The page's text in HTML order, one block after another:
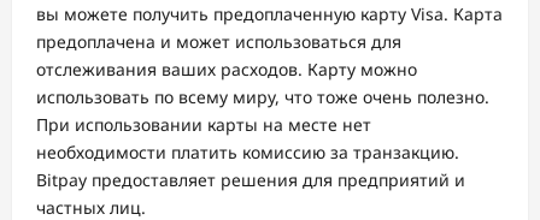
вы можете получить предоплаченную карту Visa. Карта
предоплачена и может использоваться для
отслеживания ваших расходов. Карту можно
использовать по всему миру, что тоже очень полезно.
При использовании карты на месте нет
необходимости платить комиссию за транзакцию.
Bitpay предоставляет решения для предприятий и
частных лиц.